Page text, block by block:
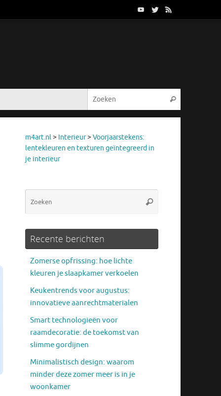
Zoeken
m4art.nl > Interieur> Voorjaarstekens:
lentekleuren en texturen geïntegreerd in
je interieur
Zoeken
Recente berichten
Zomerse opfrissing: hoe lichte
kleuren je slaapkamer verkoelen
Keukentrends voor augustus:
innovatieve aanrechtmaterialen
Smart technologieën voor
raamdecoratie: de toekomst van
slimme gordijnen
Minimalistisch design: waarom
minder deze zomer meer is in je
woonkamer